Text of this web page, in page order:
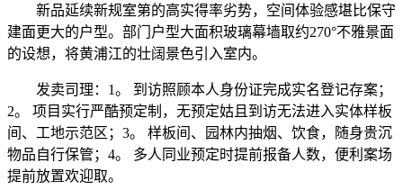
新品延续新规室第的高实得率劣势，空间体验感堪比保守
建面更大的户型。部门户型大面积玻璃幕墙取约270°不雅景面
的设想，将黄浦江的壮阔景色引入室内。
发卖司理：1。 到访照顾本人身份证完成实名登记存案；
2。 项目实行严酷预定制，无预定姑且到访无法进入实体样板
间、工地示范区；3。 样板间、园林内抽烟、饮食，随身贵沉
物品自行保管；4。 多人同业预定时提前报备人数，便利案场
提前放置欢迎取。